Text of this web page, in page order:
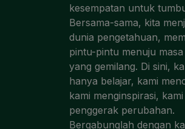
kesempatan untuk
Bersama-sama, kita
dunia pengetahuan,
pintu-pintu menuju
yang gemilang. Di sini,
hanya belajar, kami
kami menginspirasi,
penggerak perubahan.
Bergabunglah dengan